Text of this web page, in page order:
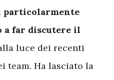
particolarmente
a far discutere il
luce dei recenti
team. Ha lasciato la